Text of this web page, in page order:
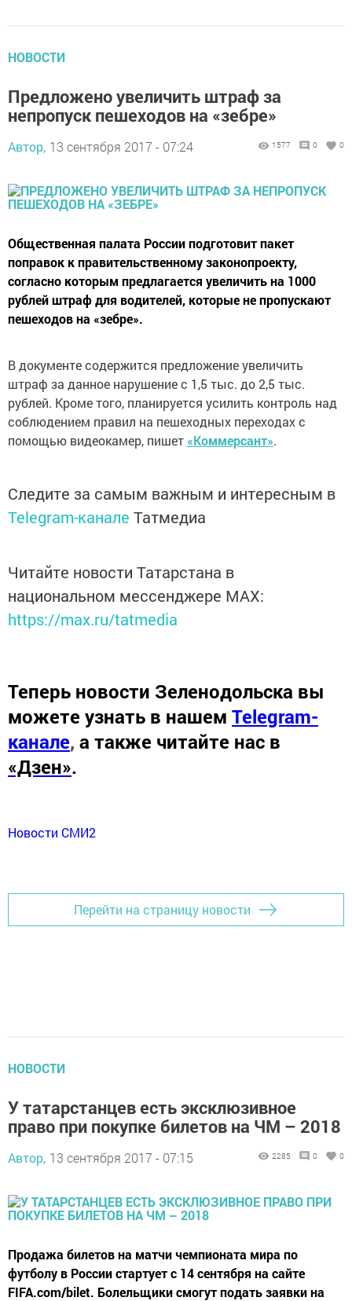
НОВОСТИ
Предложено увеличить штраф за
непропуск пешеходов на «зебре»
Автор, 13 сентября 2017 - 07:24 1577 0 0
Общественная палата России подготовит пакет
поправок к правительственному законопроекту,
согласно которым предлагается увеличить на 1000
рублей штраф для водителей, которые не пропускают
пешеходов на «зебре».
В документе содержится предложение увеличить
штраф за данное нарушение с 1,5 тыс. до 2,5 тыс.
рублей. Кроме того, планируется усилить контроль над
соблюдением правил на пешеходных переходах с
помощью видеокамер, пишет «Коммерсант».
Следите за самым важным и интересным в
Telegram-канале Татмедиа
Читайте новости Татарстана в
национальном мессенджере MАХ:
https://max.ru/tatmedia
Теперь новости Зеленодольска вы
можете узнать в нашем Telegram-
канале, а также читайте нас в
«Дзен».
Новости СМИ2
Перейти на страницу новости
НОВОСТИ
У татарстанцев есть эксклюзивное
право при покупке билетов на ЧМ – 2018
Автор, 13 сентября 2017 - 07:15 2285 0 0
Продажа билетов на матчи чемпионата мира по
футболу в России стартует с 14 сентября на сайте
FIFA.com/bilet. Болельщики смогут подать заявки на